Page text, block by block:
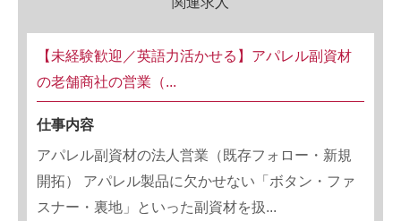
【未経験歓迎／英語力活かせる】アパレル副資材
の老舗商社の営業（...
仕事内容
アパレル副資材の法人営業（既存フォロー・新規
開拓） アパレル製品に欠かせない「ボタン・ファ
スナー・裏地」といった副資材を扱...